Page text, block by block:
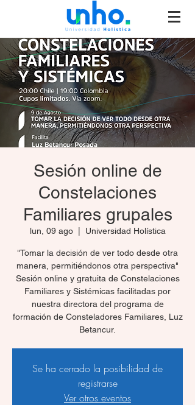
Sesión online de
Constelaciones
Familiares grupales
lun, 09 ago
  |
Universidad Holística
"Tomar la decisión de ver todo desde otra
manera, permitiéndonos otra perspectiva"
Sesión online y gratuita de Constelaciones
Familiares y Sistémicas facilitadas por
nuestra directora del programa de
formación de Consteladores Familiares, Luz
Betancur.
Se ha cerrado la posibilidad de
registrarse
Ver otros eventos